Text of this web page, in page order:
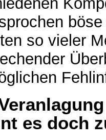
so vieler
es doch